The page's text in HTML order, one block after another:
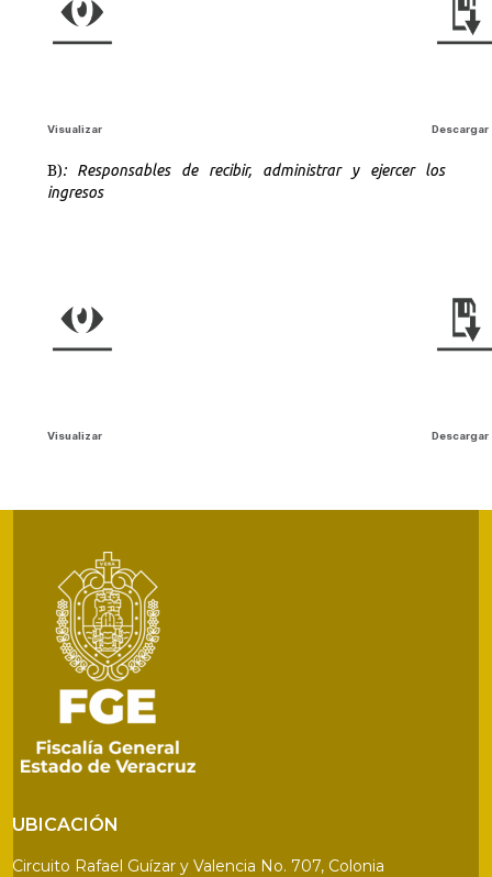
Visualizar Descargar
B): Responsables de recibir, administrar y ejercer los
ingresos
Visualizar Descargar
UBICACIÓN
Circuito Rafael Guízar y Valencia No. 707, Colonia